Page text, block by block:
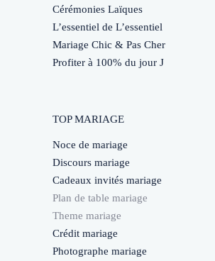
Cérémonies Laïques
L’essentiel de L’essentiel
Mariage Chic & Pas Cher
Profiter à 100% du jour J
TOP MARIAGE
Noce de mariage
Discours mariage
Cadeaux invités mariage
Plan de table mariage
Theme mariage
Crédit mariage
Photographe mariage